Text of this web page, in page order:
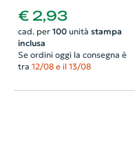
lunghi disponibile in
diverse colorazioni da
140gr 38x42cm
€ 2,93
cad. per 100unità stampa
inclusa
Se ordini oggi la consegna è
tra 12/08 e il 13/08